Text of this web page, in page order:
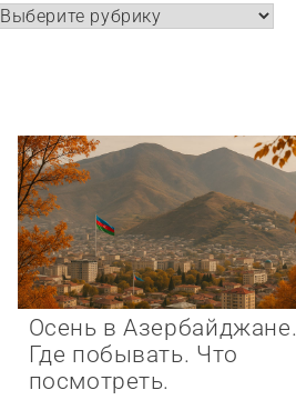
Рубрики
Осень в Азербайджане.
Где побывать. Что
посмотреть.